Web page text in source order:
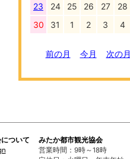
23
24 25 26 27 28
30
31 1 2 3 4
前の月 今月 次の月
ついて みたか都市観光協会
営業時間：9時～18時